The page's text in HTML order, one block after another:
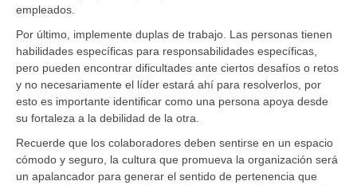
empleados.
Por último, implemente duplas de trabajo. Las personas tienen
habilidades específicas para responsabilidades específicas,
pero pueden encontrar dificultades ante ciertos desafíos o retos
y no necesariamente el líder estará ahí para resolverlos, por
esto es importante identificar como una persona apoya desde
su fortaleza a la debilidad de la otra.
Recuerde que los colaboradores deben sentirse en un espacio
cómodo y seguro, la cultura que promueva la organización será
un apalancador para generar el sentido de pertenencia que